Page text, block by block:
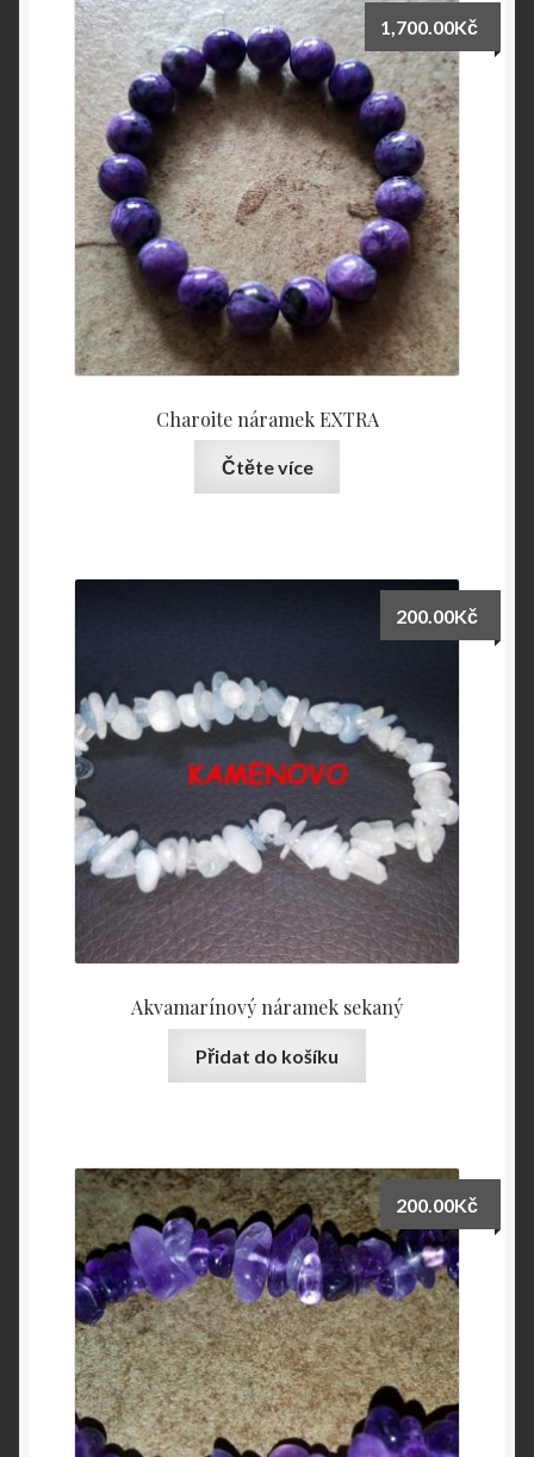
Charoite náramek EXTRA
1,700.00Kč
Čtěte více
Akvamarínový náramek sekaný
200.00Kč
Přidat do košíku
200.00Kč